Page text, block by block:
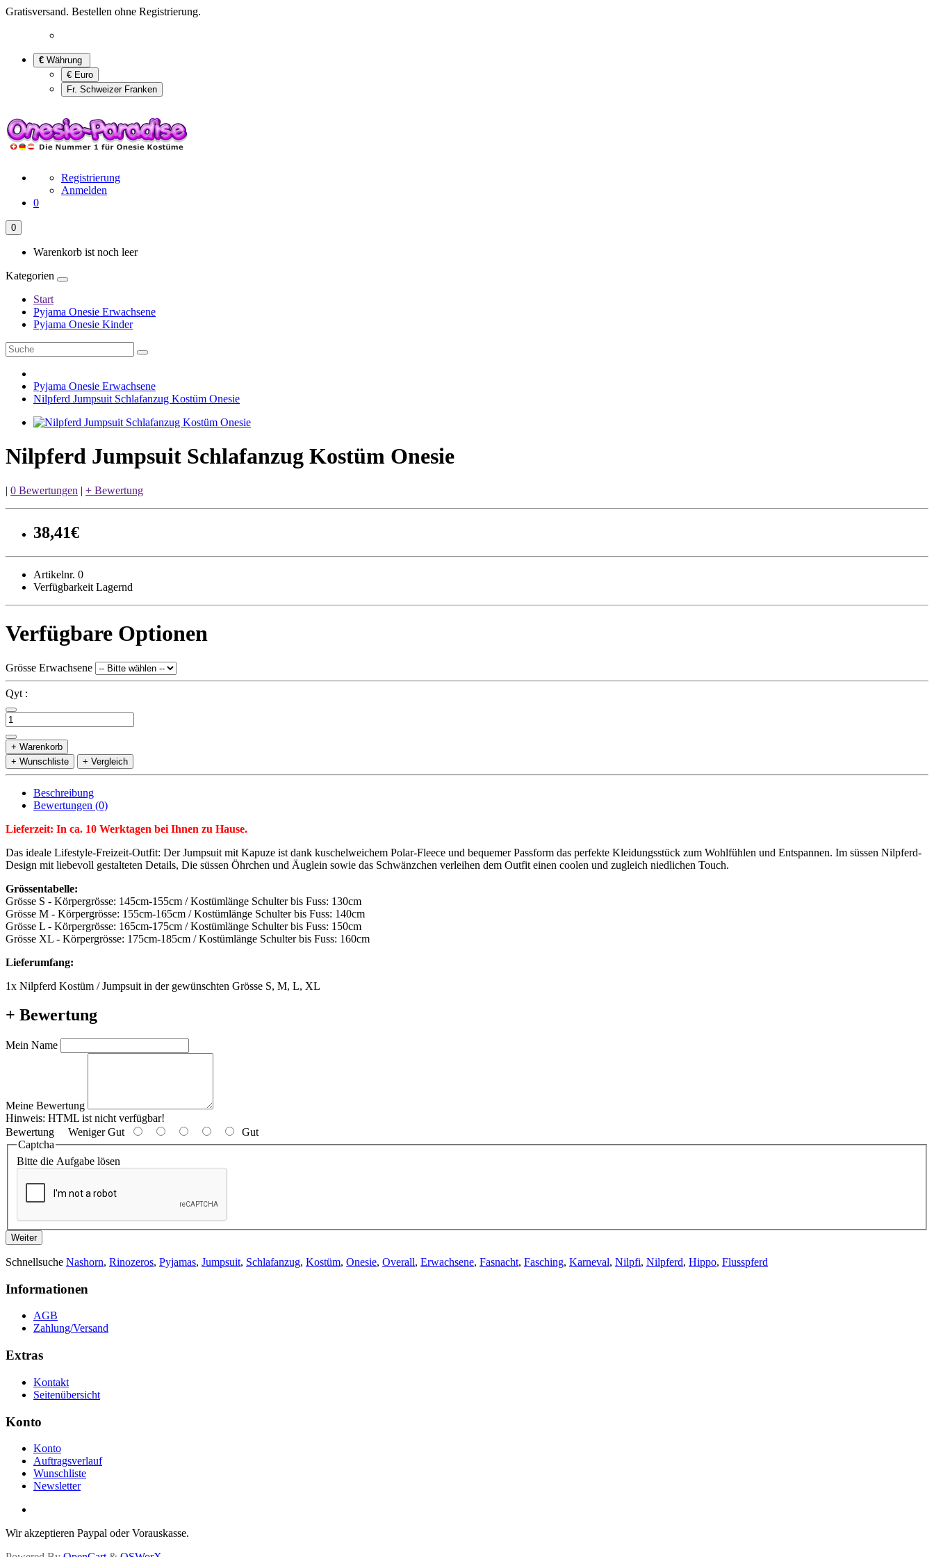
Gratisversand. Bestellen ohne Registrierung.
€ Währung
€ Euro
Fr. Schweizer Franken
Registrierung
Anmelden
0
0
Warenkorb ist noch leer
Kategorien
Start
Pyjama Onesie Erwachsene
Pyjama Onesie Kinder
Pyjama Onesie Erwachsene
Nilpferd Jumpsuit Schlafanzug Kostüm Onesie
Nilpferd Jumpsuit Schlafanzug Kostüm Onesie
| 0 Bewertungen | + Bewertung
38,41€
Artikelnr. 0
Verfügbarkeit Lagernd
Verfügbare Optionen
Grösse Erwachsene
Qyt :
+ Warenkorb
+ Wunschliste
+ Vergleich
Beschreibung
Bewertungen (0)
Lieferzeit: In ca. 10 Werktagen bei Ihnen zu Hause.
Das ideale Lifestyle-Freizeit-Outfit: Der Jumpsuit mit Kapuze ist dank kuschelweichem Polar-Fleece und bequemer Passform das perfekte Kleidungsstück zum Wohlfühlen und Entspannen. Im süssen Nilpferd-
Design mit liebevoll gestalteten Details, Die süssen Öhrchen und Äuglein sowie das Schwänzchen verleihen dem Outfit einen coolen und zugleich niedlichen Touch.
Grössentabelle:
Grösse S - Körpergrösse: 145cm-155cm / Kostümlänge Schulter bis Fuss: 130cm
Grösse M - Körpergrösse: 155cm-165cm / Kostümlänge Schulter bis Fuss: 140cm
Grösse L - Körpergrösse: 165cm-175cm / Kostümlänge Schulter bis Fuss: 150cm
Grösse XL - Körpergrösse: 175cm-185cm / Kostümlänge Schulter bis Fuss: 160cm
Lieferumfang:
1x Nilpferd Kostüm / Jumpsuit in der gewünschten Grösse S, M, L, XL
+ Bewertung
Mein Name
Meine Bewertung
Hinweis: HTML ist nicht verfügbar!
Bewertung Weniger Gut
Gut
Captcha
Bitte die Aufgabe lösen
Weiter
Schnellsuche Nashorn, Rinozeros, Pyjamas, Jumpsuit, Schlafanzug, Kostüm, Onesie, Overall, Erwachsene, Fasnacht, Fasching, Karneval, Nilpfi, Nilpferd, Hippo, Flusspferd
Informationen
AGB
Zahlung/Versand
Extras
Kontakt
Seitenübersicht
Konto
Konto
Auftragsverlauf
Wunschliste
Newsletter
Wir akzeptieren Paypal oder Vorauskasse.